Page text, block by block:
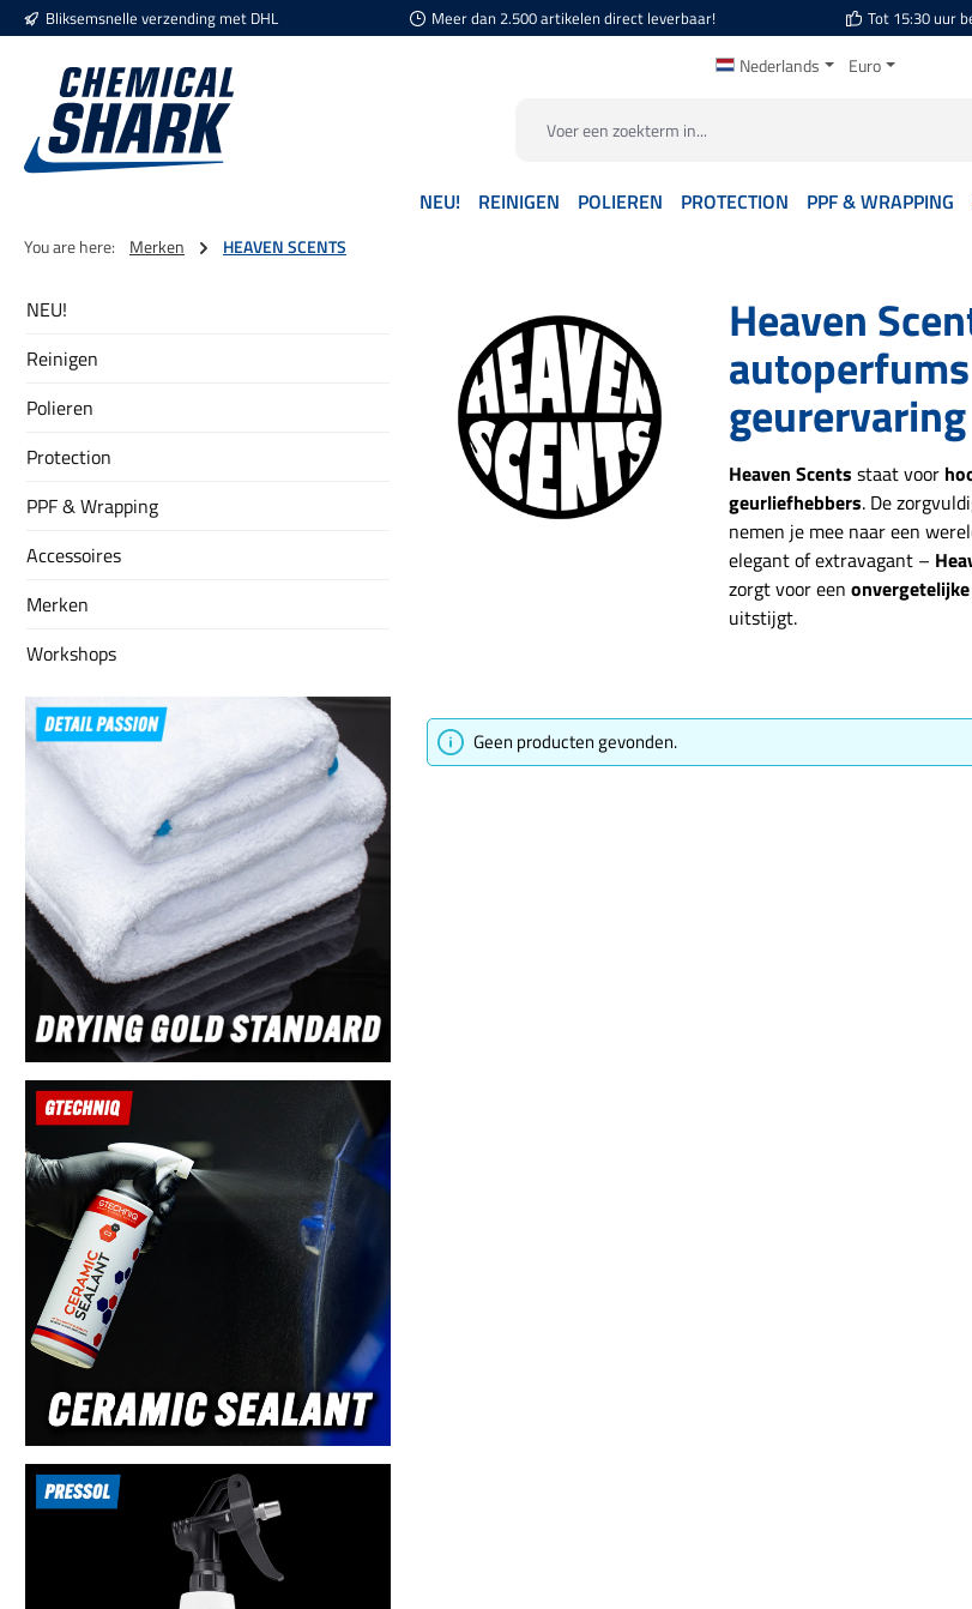
de hoofdinhoud
Ga naar de zoekopdracht
Ga naar de hoofdnavigatie
Bliksemsnelle verzending met DHL Meer dan 2.500 artikelen direct leverbaar! Tot 15:30 uur
Nederlands Euro
NEU! REINIGEN POLIEREN PROTECTION PPF & WRAPPING
You are here: Merken HEAVEN SCENTS
NEU!
Reinigen
Polieren
Protection
PPF & Wrapping
Accessoires
Merken
Workshops
Heaven
geurervaring
Heaven Scents staat voor
geurliefhebbers. De
nemen je mee naar een
elegant of extravagant –
zorgt voor een
uitstijgt.
Geen producten gevonden.